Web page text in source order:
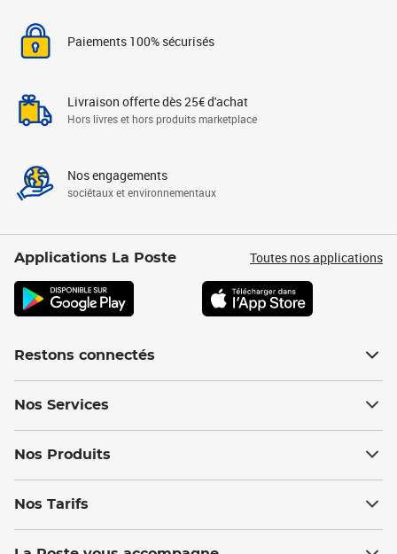
Paiements 100% sécurisés
Livraison offerte dès 25€ d'achat
Hors livres et hors produits marketplace
Nos engagements
sociétaux et environnementaux
Applications La Poste Toutes nos applications
Restons connectés
Nos Services
Nos Produits
Nos Tarifs